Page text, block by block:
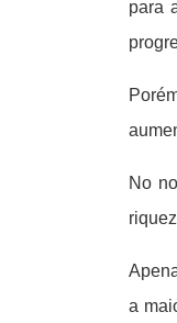
para
No
a